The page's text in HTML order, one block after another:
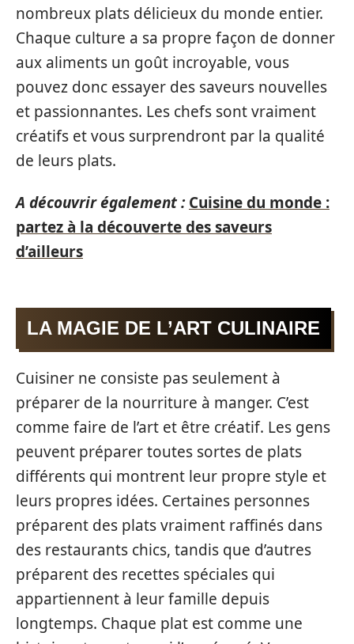
nombreux plats délicieux du monde entier.
Chaque culture a sa propre façon de donner
aux aliments un goût incroyable, vous
pouvez donc essayer des saveurs nouvelles
et passionnantes. Les chefs sont vraiment
créatifs et vous surprendront par la qualité
de leurs plats.
A découvrir également : Cuisine du monde :
partez à la découverte des saveurs
d’ailleurs
LA MAGIE DE L’ART CULINAIRE
Cuisiner ne consiste pas seulement à
préparer de la nourriture à manger. C’est
comme faire de l’art et être créatif. Les gens
peuvent préparer toutes sortes de plats
différents qui montrent leur propre style et
leurs propres idées. Certaines personnes
préparent des plats vraiment raffinés dans
des restaurants chics, tandis que d’autres
préparent des recettes spéciales qui
appartiennent à leur famille depuis
longtemps. Chaque plat est comme une